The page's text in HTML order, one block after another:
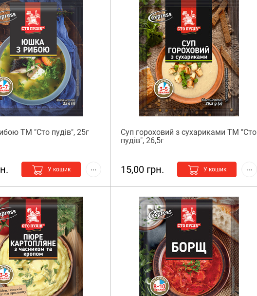
ТМ "Сто пудів", 25г
У кошик
Суп гороховий з сухариками ТМ "Сто
пудів", 26,5г
15,00 грн. У кошик